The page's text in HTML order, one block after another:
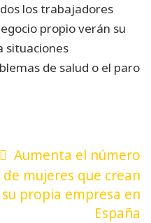
los trabajadores
propio verán su
situaciones
de salud o el paro
Aumenta el número
de mujeres que crean
su propia empresa en
España